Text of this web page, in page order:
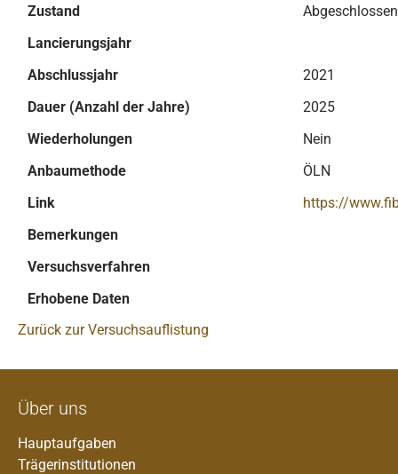
Zustand
Abgeschlossen
Lancierungsjahr
Abschlussjahr
2021
Dauer (Anzahl der Jahre)
2025
Wiederholungen
Nein
Anbaumethode
ÖLN
Link
https://
Bemerkungen
Versuchsverfahren
Erhobene Daten
Zurück zur Versuchsauflistung
Über uns
Hauptaufgaben
Trägerinstitutionen